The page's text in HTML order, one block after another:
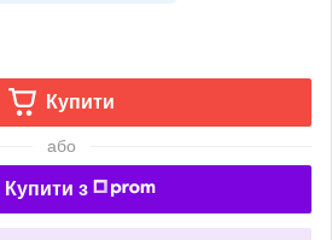
Купити
або
Купити з